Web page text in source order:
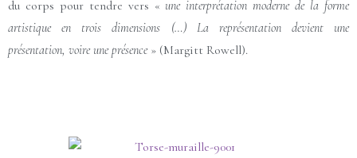
du corps pour tendre vers «une interprétation moderne de la forme
artistique
en trois dimensions (…) La représentation devient une
présentation, voire une présence» (Margitt Rowell).